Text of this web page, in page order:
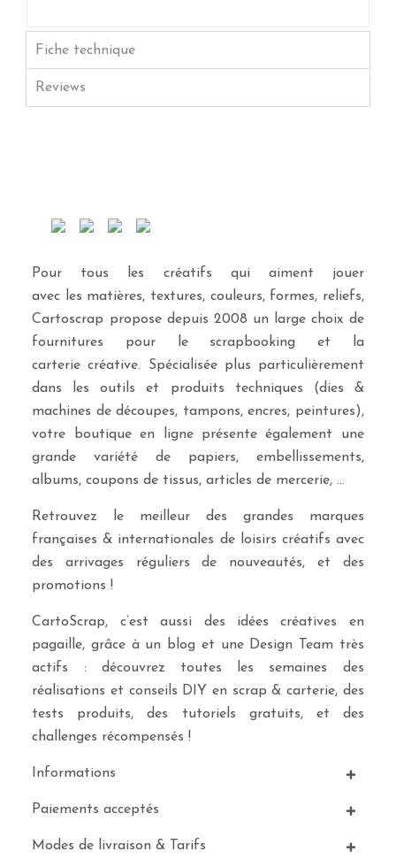
Fiche technique
Reviews
Pour tous les créatifs qui aiment jouer
avec les matières, textures, couleurs, formes, reliefs,
Cartoscrap propose depuis 2008 un large choix de
fournitures pour le scrapbooking et la
carterie créative. Spécialisée plus particulièrement
dans les outils et produits techniques (dies &
machines de découpes, tampons, encres, peintures),
votre boutique en ligne présente également une
grande variété de papiers, embellissements,
albums, coupons de tissus, articles de mercerie, …
Retrouvez le meilleur des grandes marques
françaises & internationales de loisirs créatifs avec
des arrivages réguliers de nouveautés, et des
promotions !
CartoScrap, c’est aussi des idées créatives en
pagaille, grâce à un blog et une Design Team très
actifs : découvrez toutes les semaines des
réalisations et conseils DIY en scrap & carterie, des
tests produits, des tutoriels gratuits, et des
challenges récompensés !
Informations
Paiements acceptés
Modes de livraison & Tarifs